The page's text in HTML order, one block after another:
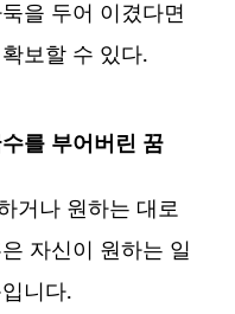
을 두어 이겼다면
보할 수 있다.
를 부어버린 꿈
거나 원하는 대로
자신이 원하는 일
니다.